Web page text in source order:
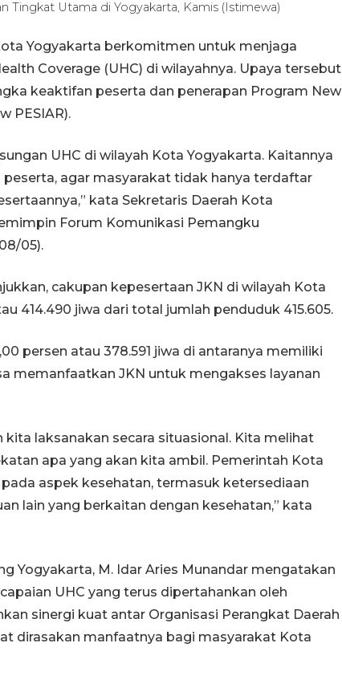
Tingkat Utama di Yogyakarta, Kamis (Istimewa)
Yogyakarta berkomitmen untuk menjaga
Coverage (UHC) di wilayahnya. Upaya tersebut
keaktifan peserta dan penerapan Program New
PESIAR).
UHC di wilayah Kota Yogyakarta. Kaitannya
agar masyarakat tidak hanya terdaftar
kata Sekretaris Daerah Kota
Forum Komunikasi Pemangku
05).
cakupan kepesertaan JKN di wilayah Kota
414.490 jiwa dari total jumlah penduduk 415.605.
persen atau 378.591 jiwa di antaranya memiliki
memanfaatkan JKN untuk mengakses layanan
laksanakan secara situasional. Kita melihat
apa yang akan kita ambil. Pemerintah Kota
aspek kesehatan, termasuk ketersediaan
lain yang berkaitan dengan kesehatan,” kata
Yogyakarta, M. Idar Aries Munandar mengatakan
UHC yang terus dipertahankan oleh
sinergi kuat antar Organisasi Perangkat Daerah
dirasakan manfaatnya bagi masyarakat Kota